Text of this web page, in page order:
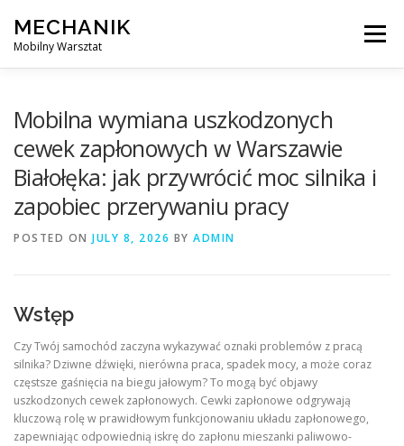
content
MECHANIK
Mobilny Warsztat
Menu
BLOG KONTAKT
Mobilna wymiana uszkodzonych
cewek zapłonowych w Warszawie
Białołęka: jak przywrócić moc silnika i
zapobiec przerywaniu pracy
POSTED ON JULY 8, 2026 BY ADMIN
Wstęp
Czy Twój samochód zaczyna wykazywać oznaki problemów z pracą
silnika? Dziwne dźwięki, nierówna praca, spadek mocy, a może coraz
częstsze gaśnięcia na biegu jałowym? To mogą być objawy
uszkodzonych cewek zapłonowych. Cewki zapłonowe odgrywają
kluczową rolę w prawidłowym funkcjonowaniu układu zapłonowego,
zapewniając odpowiednią iskrę do zapłonu mieszanki paliwowo-